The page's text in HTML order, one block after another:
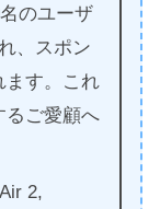
のユーザ
、スポン
ます。これ
るご愛顧へ
2,